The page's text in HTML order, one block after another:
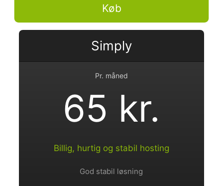
Køb
Simply
Pr. måned
65 kr.
Billig, hurtig og stabil hosting
God stabil løsning